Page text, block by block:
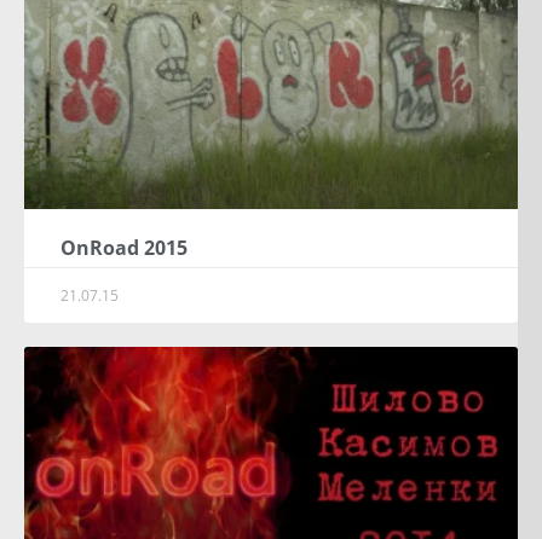
OnRoad 2015
21.07.15